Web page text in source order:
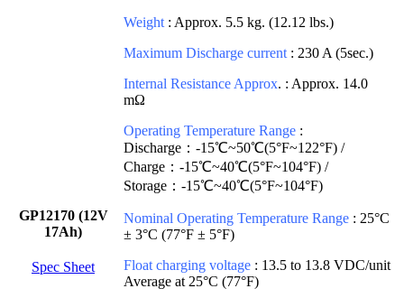
GP12170 (12V
17Ah)
Spec Sheet
Weight : Approx. 5.5 kg. (12.12 lbs.)
Maximum Discharge current : 230 A (5sec.)
Internal Resistance Approx. : Approx. 14.0
mΩ
Operating Temperature Range :
Discharge：-15℃~50℃(5°F~122°F) /
Charge：-15℃~40℃(5°F~104°F) /
Storage：-15℃~40℃(5°F~104°F)
Nominal Operating Temperature Range : 25°C
± 3°C (77°F ± 5°F)
Float charging voltage : 13.5 to 13.8 VDC/unit
Average at 25°C (77°F)